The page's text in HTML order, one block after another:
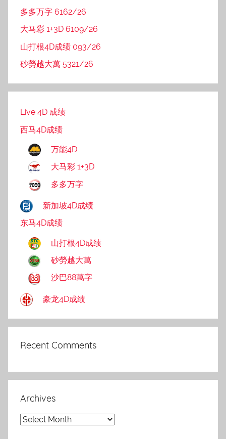
多多万字 6162/26
大马彩 1+3D 6109/26
山打根4D成绩 093/26
砂勞越大萬 5321/26
Live 4D 成绩
西马4D成绩
万能4D
大马彩 1+3D
多多万字
新加坡4D成绩
东马4D成绩
山打根4D成绩
砂勞越大萬
沙巴88萬字
豪龙4D成绩
Recent Comments
Archives
Archives